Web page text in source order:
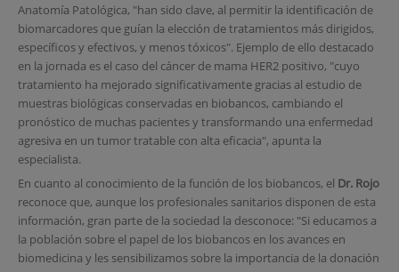
Anatomía Patológica, "han sido clave, al permitir la identificación de
biomarcadores que guían la elección de tratamientos más dirigidos,
específicos y efectivos, y menos tóxicos". Ejemplo de ello destacado
en la jornada es el caso del cáncer de mama HER2 positivo, "cuyo
tratamiento ha mejorado significativamente gracias al estudio de
muestras biológicas conservadas en biobancos, cambiando el
pronóstico de muchas pacientes y transformando una enfermedad
agresiva en un tumor tratable con alta eficacia", apunta la
especialista.
En cuanto al conocimiento de la función de los biobancos, el Dr. Rojo
reconoce que, aunque los profesionales sanitarios disponen de esta
información, gran parte de la sociedad la desconoce: "Si educamos a
la población sobre el papel de los biobancos en los avances en
biomedicina y les sensibilizamos sobre la importancia de la donación